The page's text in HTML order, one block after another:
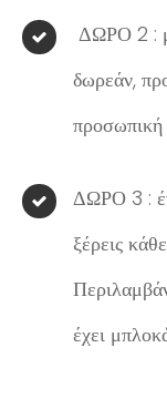
ΔΩΡΟ 2 :
δωρεάν,
ΔΩΡΟ 3 :
ξέρεις
έχει